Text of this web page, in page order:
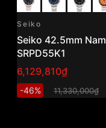
Seiko
Seiko 42.5mm Nam
SRPD55K1
6,129,810₫
-46% 11,330,000₫